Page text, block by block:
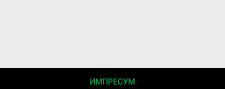
ИМПРЕСУМ